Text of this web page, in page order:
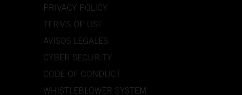
PRIVACY POLICY
TERMS OF USE
AVISOS LEGALES
CYBER SECURITY
CODE OF CONDUCT
WHISTLEBLOWER SYSTEM